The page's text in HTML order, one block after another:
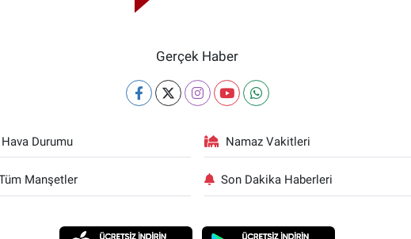
Gerçek Haber
Hava Durumu Namaz Vakitleri
Manşetler Son Dakika Haberleri